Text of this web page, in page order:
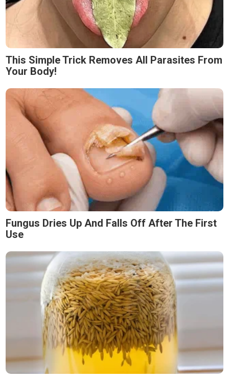
This Simple Trick Removes All Parasites From
Your Body!
Fungus Dries Up And Falls Off After The First
Use